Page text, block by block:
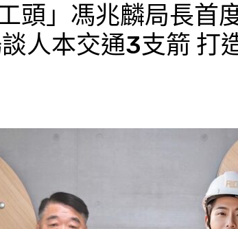
頭」馮兆麟局長首
人本交通3支箭 打